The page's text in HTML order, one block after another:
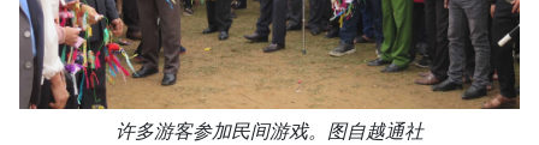
许多游客参加民间游戏。图自越通社